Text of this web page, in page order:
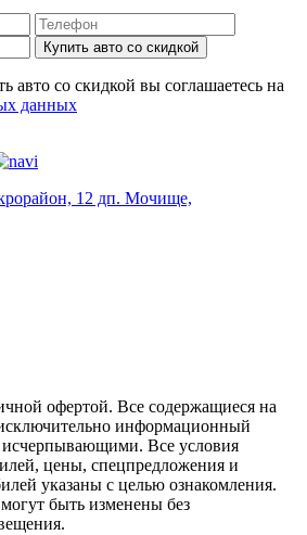
Купить авто со скидкой
авто со скидкой вы соглашаетесь на
данных
12 дп. Мочище,
офертой. Все содержащиеся на
информационный
исчерпывающими. Все условия
цены, спецпредложения и
указаны с целью ознакомления.
быть изменены без